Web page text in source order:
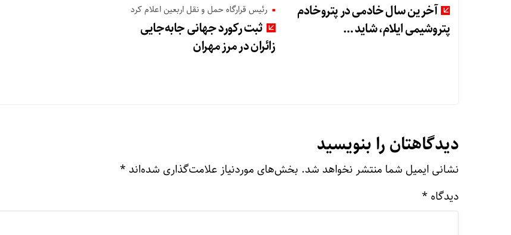
آخرین سال خادمی در پتروخادم
پتروشیمی ایلام، شاید …
رئیس قرارگاه حمل و نقل اربعین اعلام کرد
ثبت رکورد جهانی جابه‌جایی
زائران در مرز مهران
دیدگاهتان را بنویسید
نشانی ایمیل شما منتشر نخواهد شد. بخش‌های موردنیاز علامت‌گذاری شده‌اند *
دیدگاه *